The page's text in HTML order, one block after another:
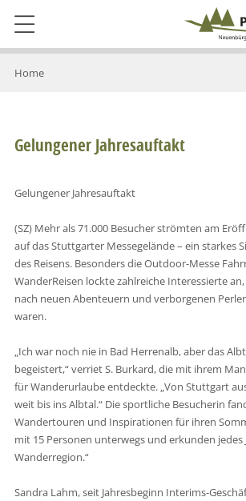
Home
Gelungener Jahresauftakt
Gelungener Jahresauftakt
(SZ) Mehr als 71.000 Besucher strömten am
auf das Stuttgarter Messegelände – ein starkes
des Reisens. Besonders die Outdoor-Messe
WanderReisen lockte zahlreiche Interessierte
nach neuen Abenteuern und verborgenen
waren.
„Ich war noch nie in Bad Herrenalb, aber das
begeistert,“ verriet S. Burkard, die mit ihrem
für Wanderurlaube entdeckte. „Von Stuttgart
weit bis ins Albtal.“ Die sportliche Besucherin
Wandertouren und Inspirationen für ihren
mit 15 Personen unterwegs und erkunden jedes
Wanderregion.“
Sandra Lahm, seit Jahresbeginn Interims-